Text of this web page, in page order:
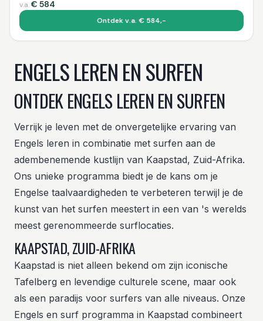
v.a.€ 584
Ontdek v.a. € 584,-
ENGELS LEREN EN SURFEN
ONTDEK ENGELS LEREN EN SURFEN
Verrijk je leven met de onvergetelijke ervaring van
Engels leren in combinatie met surfen aan de
adembenemende kustlijn van Kaapstad, Zuid-Afrika.
Ons unieke programma biedt je de kans om je
Engelse taalvaardigheden te verbeteren terwijl je de
kunst van het surfen meestert in een van 's werelds
meest gerenommeerde surflocaties.
KAAPSTAD, ZUID-AFRIKA
Kaapstad is niet alleen bekend om zijn iconische
Tafelberg en levendige culturele scene, maar ook
als een paradijs voor surfers van alle niveaus. Onze
Engels en surf programma in Kaapstad combineert